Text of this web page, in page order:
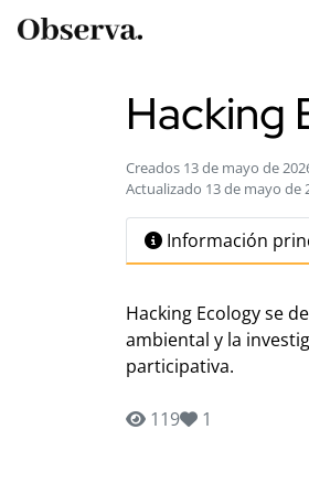
Hacking
Creados 13 de mayo de
Actualizado 13 de mayo de
Información
Hacking Ecology se
ambiental y la
participativa.
119 1